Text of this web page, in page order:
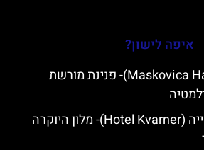
איפה לישון?
מסקוביצה האן (Maskovica Han)- פנינת מורשת
מלון קוורנר באופטייה (Hotel Kvarner)- מלון היוקרה